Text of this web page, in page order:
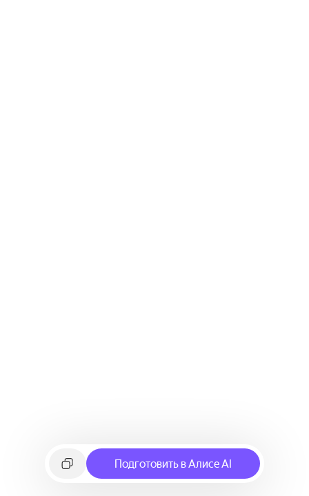
Подготовить в Алисе AI